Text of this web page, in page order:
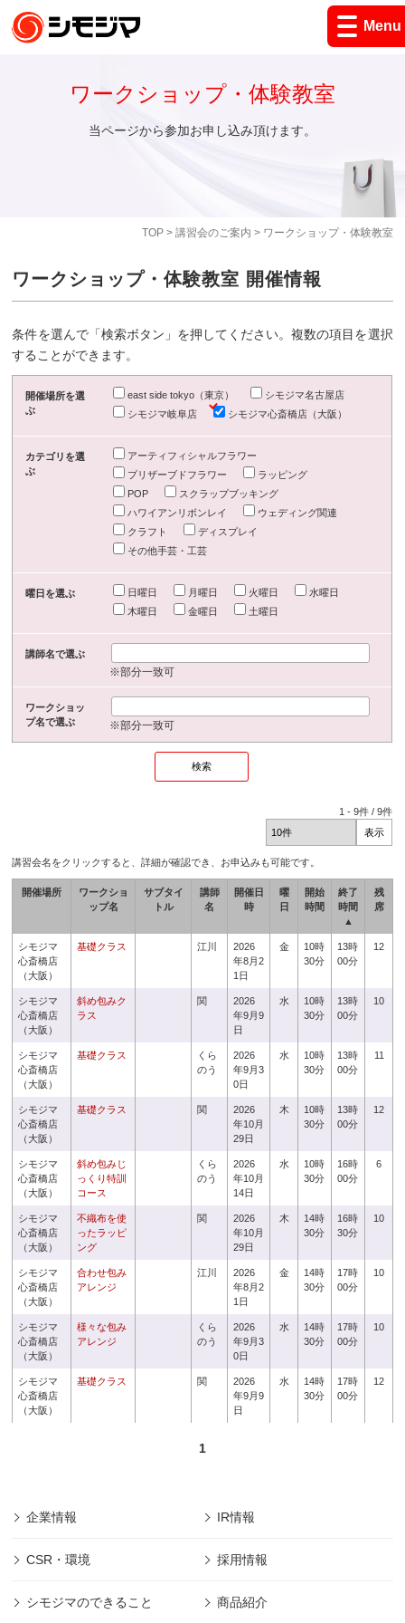
Menu
TOP> 講習会のご案内 > ワークショップ・体験教室
ワークショップ・体験教室
当ページから参加お申し込み頂けます。
ワークショップ・体験教室 開催情報
条件を選んで「検索ボタン」を押してください。複数の項目を選択
することができます。
開催場所を選
ぶ
east side tokyo（東京）
シモジマ名古屋店
シモジマ岐阜店
シモジマ心斎橋店（大阪）
カテゴリを選
ぶ
アーティフィシャルフラワー
プリザーブドフラワー
ラッピング
POP
スクラップブッキング
ハワイアンリボンレイ
ウェディング関連
クラフト
ディスプレイ
その他手芸・工芸
曜日を選ぶ 日曜日 月曜日 火曜日
水曜日
木曜日
金曜日 土曜日
講師名で選ぶ
※部分一致可
ワークショッ
プ名で選ぶ
※部分一致可
1 -9件 /9件
講習会名をクリックすると、詳細が確認でき、お申込みも可能です。
開催場所
ワークショ
ップ名
サブタイ
トル
講師
名
開催日
時
曜
日
開始
時間
終了
時間
▲
残
席
シモジマ
心斎橋店
（大阪）
基礎クラス 江川
2026
年8月2
1日
金
10時
30分
13時
00分
12
シモジマ
心斎橋店
（大阪）
斜め包みク
ラス
関
2026
年9月9
日
水
10時
30分
13時
00分
10
シモジマ
心斎橋店
（大阪）
基礎クラス
くら
のう
2026
年9月3
0日
水
10時
30分
13時
00分
11
シモジマ
心斎橋店
（大阪）
基礎クラス 関
2026
年10月
29日
木
10時
30分
13時
00分
12
シモジマ
心斎橋店
（大阪）
斜め包みじ
っくり特訓
コース
くら
のう
2026
年10月
14日
水
10時
30分
16時
00分
6
シモジマ
心斎橋店
（大阪）
不織布を使
ったラッピ
ング
関
2026
年10月
29日
木
14時
30分
16時
30分
10
シモジマ
心斎橋店
（大阪）
合わせ包み
アレンジ
江川
2026
年8月2
1日
金
14時
30分
17時
00分
10
シモジマ
心斎橋店
（大阪）
様々な包み
アレンジ
くら
のう
2026
年9月3
0日
水
14時
30分
17時
00分
10
シモジマ
心斎橋店
（大阪）
基礎クラス 関
2026
年9月9
日
水
14時
30分
17時
00分
12
1
企業情報 IR情報
CSR・環境 採用情報
シモジマのできること 商品紹介